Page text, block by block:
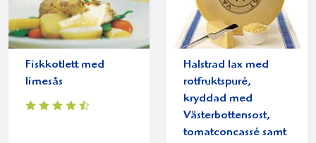
Fiskkotlett med
limesås
Halstrad lax med
rotfruktspuré,
kryddad med
Västerbottensost,
tomatconcassé samt